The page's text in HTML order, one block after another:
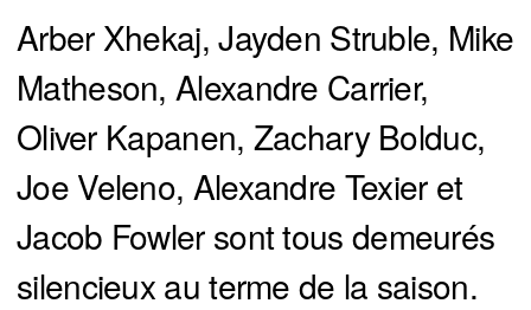
Arber Xhekaj, Jayden Struble, Mike
Matheson, Alexandre Carrier,
Oliver Kapanen, Zachary Bolduc,
Joe Veleno, Alexandre Texier et
Jacob Fowler sont tous demeurés
silencieux au terme de la saison.